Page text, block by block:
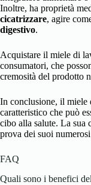
Inoltre, ha proprietà
cicatrizzare, agire
digestivo.
Acquistare il miele di
consumatori, che
cremosità del prodotto
In conclusione, il miele
caratteristico che può
cibo alla salute. La sua
prova dei suoi
FAQ
Quali sono i benefici